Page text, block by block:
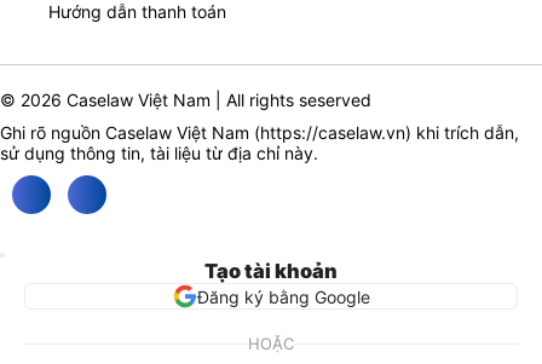
Hướng dẫn thanh toán
© 2026 Caselaw Việt Nam | All rights seserved
Ghi rõ nguồn Caselaw Việt Nam (https://caselaw.vn) khi trích dẫn,
sử dụng thông tin, tài liệu từ địa chỉ này.
Tạo tài khoản
Đăng ký bằng Google
HOẶC